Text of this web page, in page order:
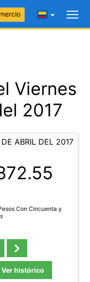
Viernes
2017
ABRIL DEL 2017
Con Cincuenta y
Ver histórico